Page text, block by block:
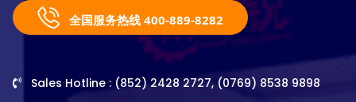
全国服务热线 400-889-8282
Sales Hotline : (852) 2428 2727, (0769) 8538 9898